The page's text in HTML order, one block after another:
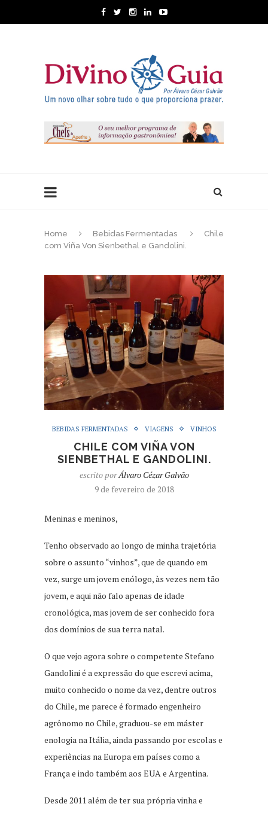
Home Bebidas Fermentadas
Chile
com Viña Von Sienbethal e Gandolini.
BEBIDAS FERMENTADAS VIAGENS VINHOS
CHILE COM VIÑA VON
SIENBETHAL E GANDOLINI.
escrito porÁlvaro Cézar Galvão
9 de fevereiro de 2018
Meninas e meninos,
Tenho observado ao longo de minha trajetória
sobre o assunto “vinhos”, que de quando em
vez, surge um jovem enólogo, às vezes nem tão
jovem, e aqui não falo apenas de idade
cronológica, mas jovem de ser conhecido fora
dos domínios de sua terra natal.
O que vejo agora sobre o competente Stefano
Gandolini é a expressão do que escrevi acima,
muito conhecido o nome da vez, dentre outros
do Chile, me parece é formado engenheiro
agrônomo no Chile, graduou-se em máster
enologia na Itália, ainda passando por escolas e
experiências na Europa em países como a
França e indo também aos EUA e Argentina.
Desde 2011 além de ter sua própria vinha e